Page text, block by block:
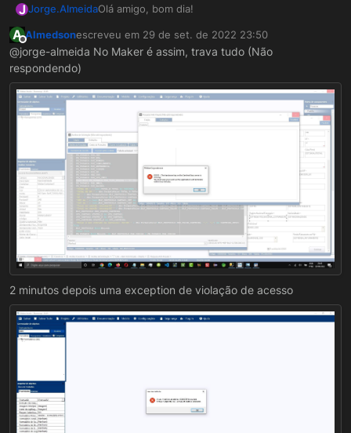
J Jorge.AlmeidaOlá amigo, bom dia!
Então, normalmente isso ocorre devido a
oscilação na rede.
sugiro que tente utilizar uma conexão via cabo.
Espero ter ajudado.
A
Offline
Almedsonescreveu em 29 de set. de 2022 23:50
última edição por
@jorge-almeida No Maker é assim, trava tudo (Não
respondendo)
2 minutos depois uma exception de violação de acesso